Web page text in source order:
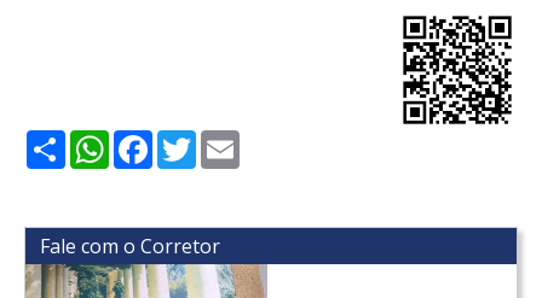
ShareWhatsApp
Facebook
Twitter
Fale com o Corretor